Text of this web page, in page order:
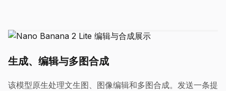
生成、编辑与多图合成
该模型原生处理文生图、图像编辑和多图合成。发送一条提